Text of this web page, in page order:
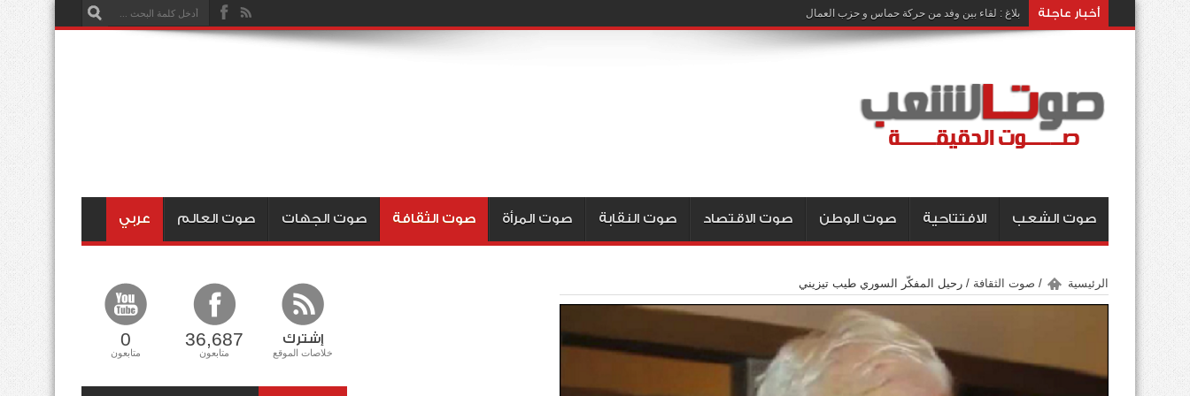
أخبار عاجلة بلاغ : لقاء بين وفد من حركة حماس و حزب العمال
صوت الشعب الافتتاحية صوت الوطن صوت الاقتصاد صوت النقابة صوت المرأة صوت الثقافة صوت الجهات صوت العالم عربي
الرئيسية / صوت الثقافة / رحيل المفكّر السوري طيب تيزيني
إشترك
خلاصات الموقع
36,687
متابعون
0
متابعون